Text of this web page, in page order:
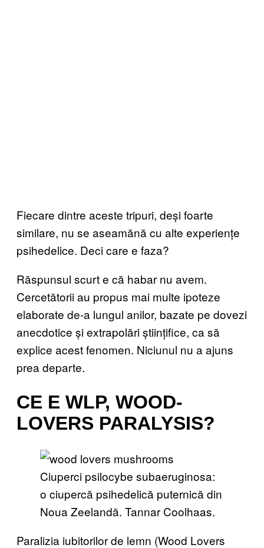
Fiecare dintre aceste tripuri, deși foarte
similare, nu se aseamănă cu alte experiențe
psihedelice. Deci care e faza?
Răspunsul scurt e că habar nu avem.
Cercetătorii au propus mai multe ipoteze
elaborate de-a lungul anilor, bazate pe dovezi
anecdotice și extrapolări științifice, ca să
explice acest fenomen. Niciunul nu a ajuns
prea departe.
CE E WLP, WOOD-
LOVERS PARALYSIS?
Ciuperci psilocybe subaeruginosa:
o ciupercă psihedelică puternică din
Noua Zeelandă. Tannar Coolhaas.
Paralizia iubitorilor de lemn (Wood Lovers